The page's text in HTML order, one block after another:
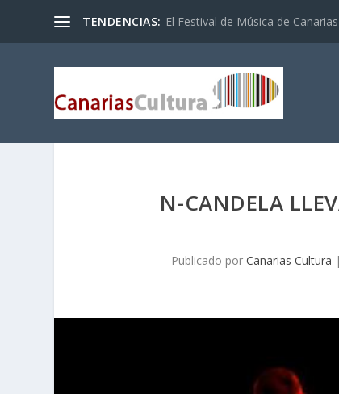
TENDENCIAS: El Festival de Música de
N-CANDELA
Publicado por Canarias Cultura |